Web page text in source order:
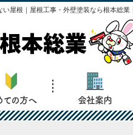
い屋根｜屋根工事・外壁塗装なら根本総
ての方へ 会社案内